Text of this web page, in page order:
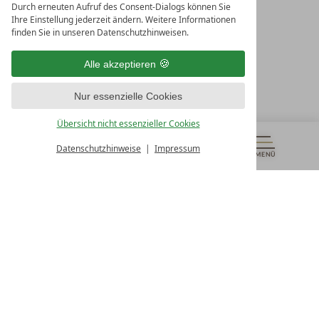
Durch erneuten Aufruf des Consent-Dialogs können Sie
Ihre Einstellung jederzeit ändern. Weitere Informationen
finden Sie in unseren Datenschutzhinweisen.
Alle akzeptieren
Nur essenzielle Cookies
Übersicht nicht essenzieller Cookies
Datenschutzhinweise Impressum
MENÜ
GUTSCHEINE & MEHR ALLE RESORTS
LEADING SPA RESORTS
10. Oktober Str. 17/Top 1
Österreich
T +43 4242 22077
UNSERE ÖFFNUNGSZEITEN